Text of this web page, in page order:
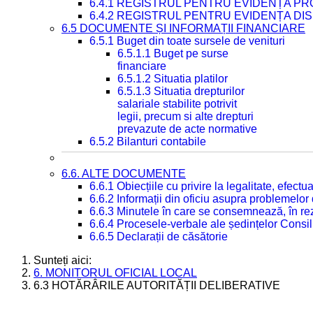
6.4.1 REGISTRUL PENTRU EVIDENȚA
6.4.2 REGISTRUL PENTRU EVIDENȚA
6.5 DOCUMENTE ȘI INFORMAȚII FINANCIARE
6.5.1 Buget din toate sursele de venituri
6.5.1.1 Buget pe surse
financiare
6.5.1.2 Situatia platilor
6.5.1.3 Situatia drepturilor
salariale stabilite potrivit
legii, precum si alte drepturi
prevazute de acte normative
6.5.2 Bilanturi contabile
6.6. ALTE DOCUMENTE
6.6.1 Obiecțiile cu privire la legalitate,
6.6.2 Informații din oficiu asupra
6.6.3 Minutele în care se consemnează, în
6.6.4 Procesele-verbale ale ședințelor
6.6.5 Declarații de căsătorie
Sunteți aici:
6. MONITORUL OFICIAL LOCAL
6.3 HOTĂRÂRILE AUTORITĂȚII DELIBERATIVE